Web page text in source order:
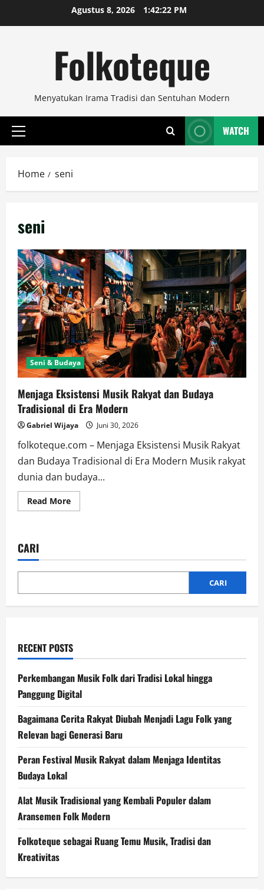
to
Agustus 8, 2026 1:42:23 PM
Folkoteque
Menyatukan Irama Tradisi dan Sentuhan Modern
Primary
WATCH
Home seni
seni
Seni & Budaya
Menjaga Eksistensi Musik Rakyat dan Budaya
Tradisional di Era Modern
Gabriel Wijaya Juni 30, 2026
folkoteque.com – Menjaga Eksistensi Musik Rakyat
dan Budaya Tradisional di Era Modern Musik rakyat
dunia dan budaya...
Read MoreRead
more
dan
Tradisional
Era
CARI
CARI
RECENT POSTS
Perkembangan Musik Folk dari Tradisi Lokal hingga
Panggung Digital
Bagaimana Cerita Rakyat Diubah Menjadi Lagu Folk yang
Relevan bagi Generasi Baru
Peran Festival Musik Rakyat dalam Menjaga Identitas
Budaya Lokal
Alat Musik Tradisional yang Kembali Populer dalam
Aransemen Folk Modern
Folkoteque sebagai Ruang Temu Musik, Tradisi dan
Kreativitas